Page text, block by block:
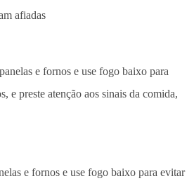
afiadas
e fornos e use fogo baixo para evitar